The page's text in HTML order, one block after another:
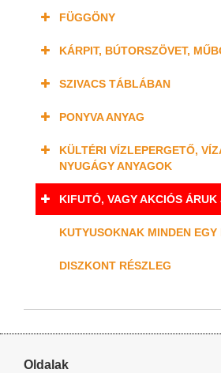
FÜGGÖNY
KÁRPIT, BÚTORSZÖVET,
SZIVACS TÁBLÁBAN
PONYVA ANYAG
KÜLTÉRI VÍZLEPERGETŐ,
NYUGÁGY ANYAGOK
KIFUTÓ, VAGY AKCIÓS ÁRUK
KUTYUSOKNAK MINDEN EGY
DISZKONT RÉSZLEG
Oldalak